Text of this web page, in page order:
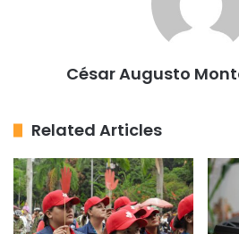
César Augusto
Related Articles